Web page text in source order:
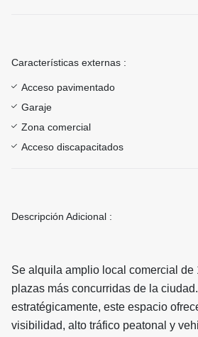
Características externas :
Acceso pavimentado
Garaje
Zona comercial
Acceso discapacitados
Descripción Adicional :
Se alquila amplio local comercial de
plazas más concurridas de la
estratégicamente, este espacio
visibilidad, alto tráfico peatonal y